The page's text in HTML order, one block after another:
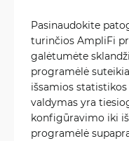
Pasinaudokite
turinčios AmpliFi
galėtumėte
programėlė
išsamios
valdymas yra
konfigūravimo iki
programėlė